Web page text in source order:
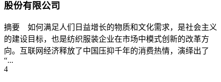
股份有限公司
摘要 如何满足人们日益增长的物质和文化需求，是社会主义
的建设目标，也是纺织服装企业在市场中模式创新的改革方
向。互联网经济释放了中国压抑千年的消费热情，演绎出了
“...
4